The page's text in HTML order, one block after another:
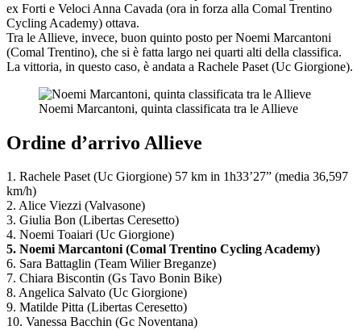
ex Forti e Veloci Anna Cavada (ora in forza alla Comal Trentino
Cycling Academy) ottava.
Tra le Allieve, invece, buon quinto posto per Noemi Marcantoni
(Comal Trentino), che si è fatta largo nei quarti alti della classifica.
La vittoria, in questo caso, è andata a Rachele Paset (Uc Giorgione).
Noemi Marcantoni, quinta classificata tra le Allieve
Ordine d’arrivo Allieve
1. Rachele Paset (Uc Giorgione) 57 km in 1h33’27” (media 36,597
km/h)
2. Alice Viezzi (Valvasone)
3. Giulia Bon (Libertas Ceresetto)
4. Noemi Toaiari (Uc Giorgione)
5. Noemi Marcantoni (Comal Trentino Cycling Academy)
6. Sara Battaglin (Team Wilier Breganze)
7. Chiara Biscontin (Gs Tavo Bonin Bike)
8. Angelica Salvato (Uc Giorgione)
9. Matilde Pitta (Libertas Ceresetto)
10. Vanessa Bacchin (Gc Noventana)